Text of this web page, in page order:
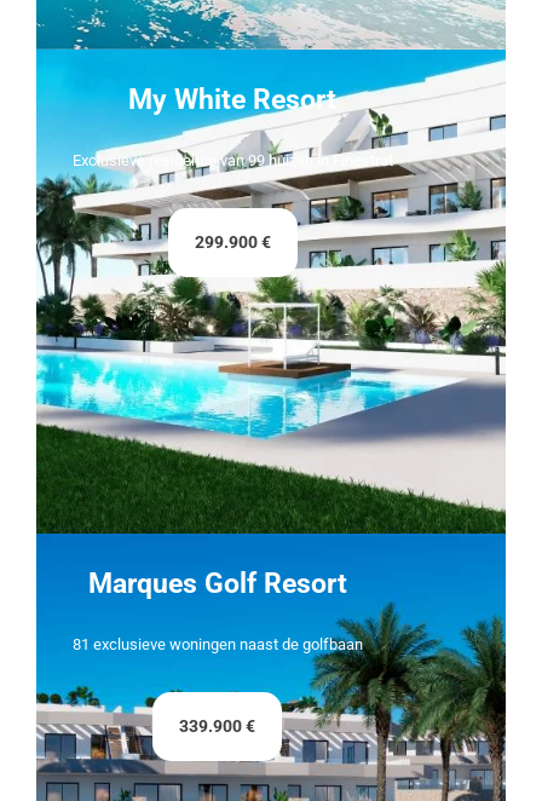
My White Resort
Exclusieve residentie van 99 huizen in Finestrat
299.900 €
Marques Golf Resort
81 exclusieve woningen naast de golfbaan
339.900 €